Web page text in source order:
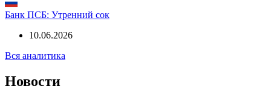
Банк ПСБ: Утренний сок
10.06.2026
Вся аналитика
Новости